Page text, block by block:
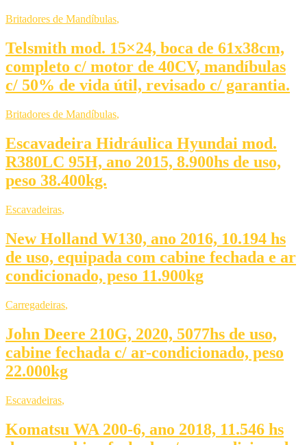
Britadores de Mandíbulas,
Telsmith mod. 15×24, boca de 61x38cm,
completo c/ motor de 40CV, mandíbulas
c/ 50% de vida útil, revisado c/ garantia.
Britadores de Mandíbulas,
Escavadeira Hidráulica Hyundai mod.
R380LC 95H, ano 2015, 8.900hs de uso,
peso 38.400kg.
Escavadeiras,
New Holland W130, ano 2016, 10.194 hs
de uso, equipada com cabine fechada e ar
condicionado, peso 11.900kg
Carregadeiras,
John Deere 210G, 2020, 5077hs de uso,
cabine fechada c/ ar-condicionado, peso
22.000kg
Escavadeiras,
Komatsu WA 200-6, ano 2018, 11.546 hs